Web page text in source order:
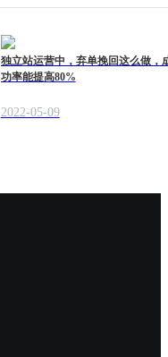
独立站运营中，弃单挽回这么做，
功率能提高80%
2022-05-09